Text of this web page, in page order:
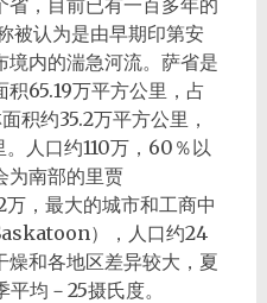
省，目前已有一百多年的
被认为是由早期印第安
境内的湍急河流。萨省是
65.19万平方公里，占
积约35.2万平方公里，
人口约110万，60％以
为南部的里贾
，最大的城市和工商中
），人口约24
燥和各地区差异较大，夏
均－25摄氏度。